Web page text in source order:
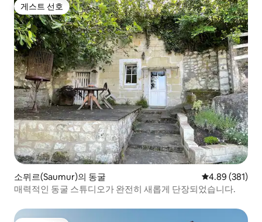
게스트 선호
게스트 선호
소뮈르(Saumur)의 동굴 평점 4.89점(5
4.89 (381)
매력적인 동굴 스튜디오가 완전히 새롭게 단장되었습니다.